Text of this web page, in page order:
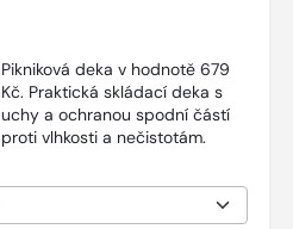
Pikniková deka v hodnotě 679
Kč. Praktická skládací deka s
uchy a ochranou spodní částí
proti vlhkosti a nečistotám.